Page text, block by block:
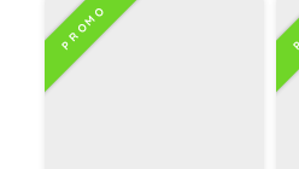
PROMO